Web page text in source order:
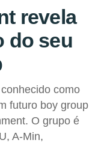
revela
do seu
como
futuro boy group
O grupo é
A-Min,